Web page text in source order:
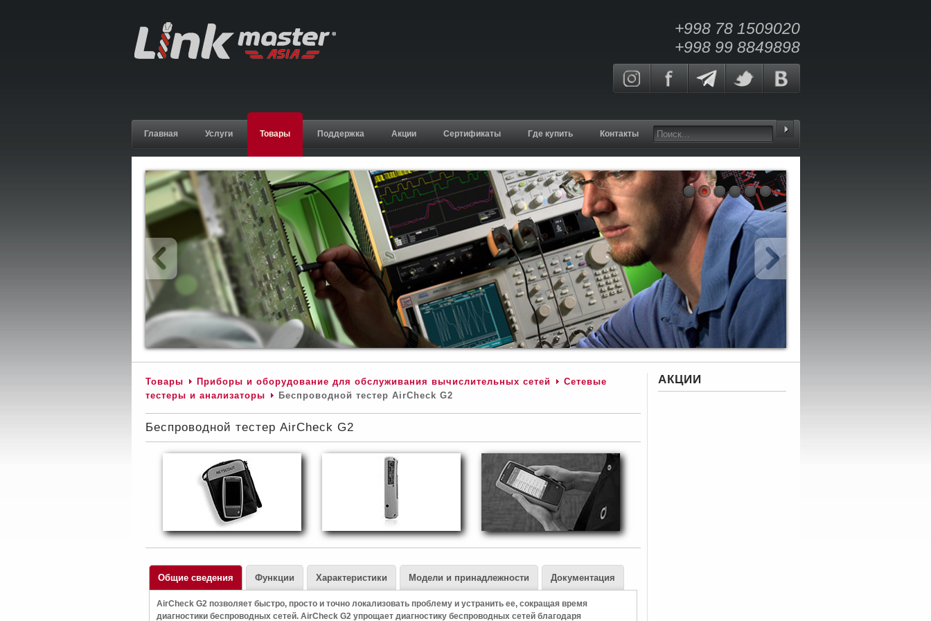
+998 78 1509020
+998 99 8849898
Главная Услуги Товары Поддержка Акции Сертификаты Где купить Контакты
Товары Приборы и оборудование для обслуживания вычислительных сетей
Сетевые
тестеры и анализаторы
Беспроводной тестер AirCheck G2
Беспроводной тестер AirCheck G2
Общие сведения
AirCheck G2 позволяет быстро, просто и точно локализовать проблему и устранить ее, сокращая время
диагностики беспроводных сетей. AirCheck G2 упрощает диагностику беспроводных сетей благодаря
Функции Характеристики Модели и принадлежности Документация
АКЦИИ